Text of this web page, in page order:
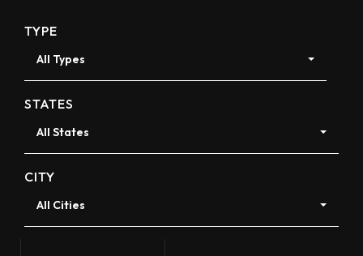
TYPE
All Types
STATES
All States
CITY
All Cities